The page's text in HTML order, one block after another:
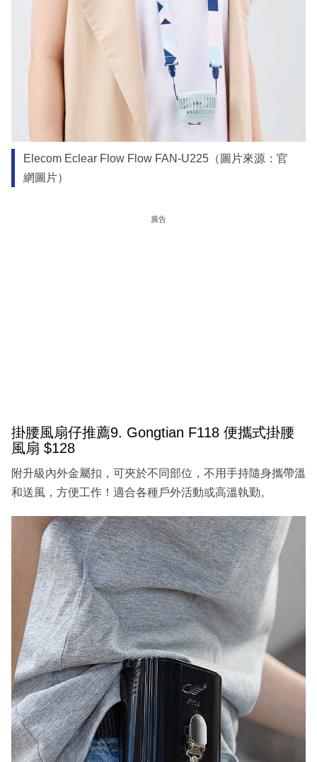
Elecom Eclear Flow Flow FAN-U225（圖片來源：官
網圖片）
廣告
掛腰風扇仔推薦9. Gongtian F118 便攜式掛腰
風扇 $128
附升級內外金屬扣，可夾於不同部位，不用手持隨身攜帶溫
和送風，方便工作！適合各種戶外活動或高溫執勤。